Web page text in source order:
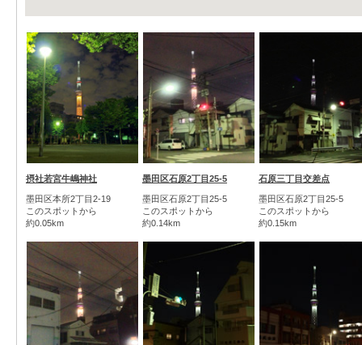
摂社若宮牛嶋神社
墨田区本所2丁目2-19
このスポットから
約0.05km
墨田区石原2丁目25-5
墨田区石原2丁目25-5
このスポットから
約0.14km
石原三丁目交差点
墨田区石原2丁目25-5
このスポットから
約0.15km